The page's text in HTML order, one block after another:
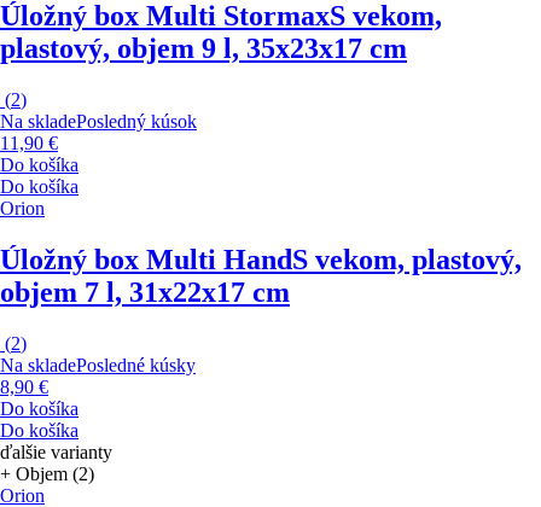
Úložný box Multi StormaxS vekom,
plastový, objem 9 l, 35x23x17 cm
(2)
Na skladePosledný kúsok
11,90 €
Do košíka
Do košíka
Orion
Úložný box Multi HandS vekom, plastový,
objem 7 l, 31x22x17 cm
(2)
Na skladePosledné kúsky
8,90 €
Do košíka
Do košíka
ďalšie varianty
+ Objem (2)
Orion